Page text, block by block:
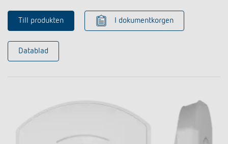
Till produkten I dokumentkorgen
Datablad